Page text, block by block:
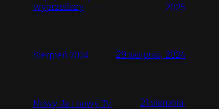
wyprzedaży
2025
Sierpień 2024 29 sierpnia, 2024
Nowy Ja i nowy Ty.
21 sierpnia,